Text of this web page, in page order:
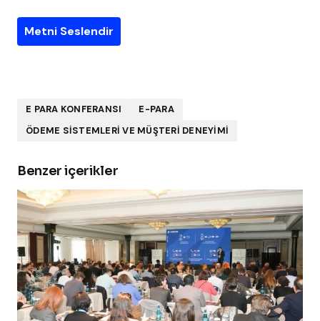
Metni Seslendir
E PARA KONFERANSI
E-PARA
ÖDEME SISTEMLERI VE MÜŞTERI DENEYIMI
Benzer içerikler